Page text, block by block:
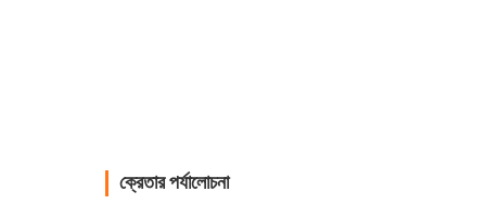
ক্রেতার পর্যালোচনা